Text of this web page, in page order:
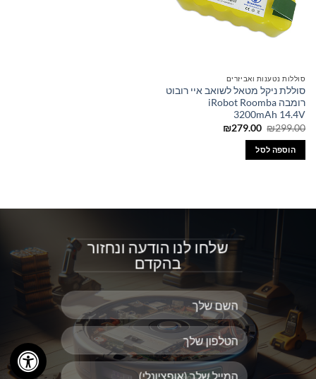
סוללות נטענות ואביזרים
סוללת ניקל מטאל לשואב איי רובוט
רומבה iRobot Roomba
3200mAh 14.4V
₪299.00
המחיר
היה:
₪299.00.
₪279.00
המחיר
הוספה לסל
שלחו לנו הודעה ונחזור
בהקדם